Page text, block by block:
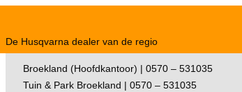
De Husqvarna dealer van de regio
Broekland (Hoofdkantoor) | 0570 – 531035
Tuin & Park Broekland | 0570 – 531035